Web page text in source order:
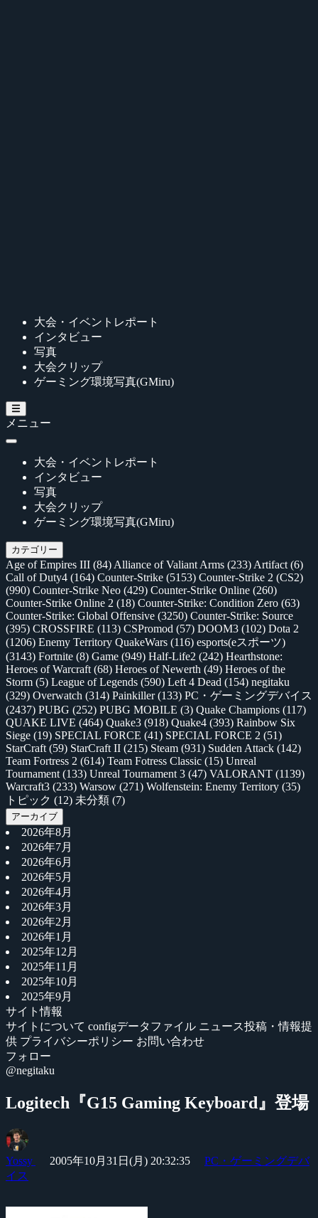
大会・イベントレポート
インタビュー
写真
大会クリップ
ゲーミング環境写真(GMiru)
メニュー
大会・イベントレポート
インタビュー
写真
大会クリップ
ゲーミング環境写真(GMiru)
カテゴリー
Age of Empires III (84) Alliance of Valiant Arms (233) Artifact (6)
Call of Duty4 (164) Counter-Strike (5153) Counter-Strike 2 (CS2)
(990) Counter-Strike Neo (429) Counter-Strike Online (260)
Counter-Strike Online 2 (18) Counter-Strike: Condition Zero (63)
Counter-Strike: Global Offensive (3250) Counter-Strike: Source
(395) CROSSFIRE (113) CSPromod (57) DOOM3 (102) Dota 2
(1206) Enemy Territory QuakeWars (116) esports(eスポーツ)
(3143) Fortnite (8) Game (949) Half-Life2 (242) Hearthstone:
Heroes of Warcraft (68) Heroes of Newerth (49) Heroes of the
Storm (5) League of Legends (590) Left 4 Dead (154) negitaku
(329) Overwatch (314) Painkiller(133) PC・ゲーミングデバイス
(2437) PUBG (252) PUBG MOBILE (3) Quake Champions (117)
QUAKE LIVE (464) Quake3 (918) Quake4 (393) Rainbow Six
Siege (19) SPECIAL FORCE (41) SPECIAL FORCE 2 (51)
StarCraft (59) StarCraft II (215) Steam (931) Sudden Attack (142)
Team Fortress 2 (614) Team Fotress Classic (15) Unreal
Tournament (133) Unreal Tournament 3 (47) VALORANT (1139)
Warcraft3 (233) Warsow (271) Wolfenstein: Enemy Territory (35)
トピック (12) 未分類 (7)
アーカイブ
2026年8月
2026年7月
2026年6月
2026年5月
2026年4月
2026年3月
2026年2月
2026年1月
2025年12月
2025年11月
2025年10月
2025年9月
サイト情報
サイトについて configデータファイル ニュース投稿・情報提
供 プライバシーポリシー お問い合わせ
フォロー
@negitaku
Logitech『G15 Gaming Keyboard』登場
Yossy 2005年10月31日(月) 20:32:35
PC・ゲーミングデバ
イス